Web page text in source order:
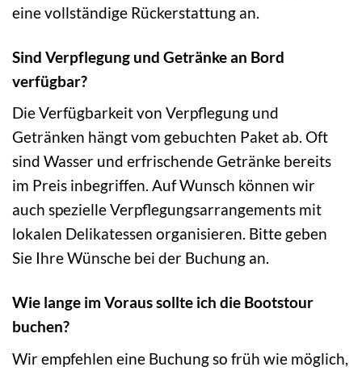
eine vollständige Rückerstattung an.
Sind Verpflegung und Getränke an Bord
verfügbar?
Die Verfügbarkeit von Verpflegung und
Getränken hängt vom gebuchten Paket ab. Oft
sind Wasser und erfrischende Getränke bereits
im Preis inbegriffen. Auf Wunsch können wir
auch spezielle Verpflegungsarrangements mit
lokalen Delikatessen organisieren. Bitte geben
Sie Ihre Wünsche bei der Buchung an.
Wie lange im Voraus sollte ich die Bootstour
buchen?
Wir empfehlen eine Buchung so früh wie möglich,